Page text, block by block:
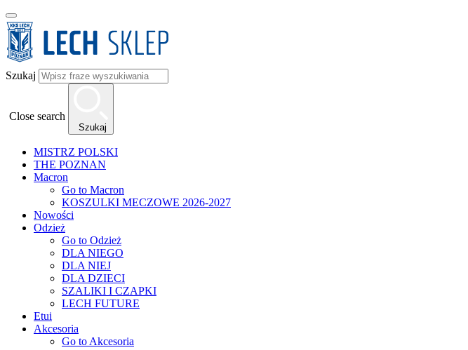
Szukaj
Close search
Szukaj
MISTRZ POLSKI
THE POZNAN
Macron
Go to Macron
KOSZULKI MECZOWE 2026-2027
Nowości
Odzież
Go to Odzież
DLA NIEGO
DLA NIEJ
DLA DZIECI
SZALIKI I CZAPKI
LECH FUTURE
Etui
Akcesoria
Go to Akcesoria